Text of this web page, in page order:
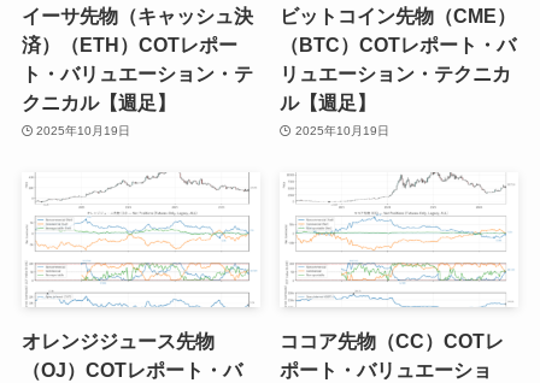
イーサ先物（キャッシュ決
済）（ETH）COTレポー
ト・バリュエーション・テ
クニカル【週足】
2025年10月19日
ビットコイン先物（CME）
（BTC）COTレポート・バ
リュエーション・テクニカ
ル【週足】
2025年10月19日
オレンジジュース先物
（OJ）COTレポート・バ
ココア先物（CC）COTレ
ポート・バリュエーショ